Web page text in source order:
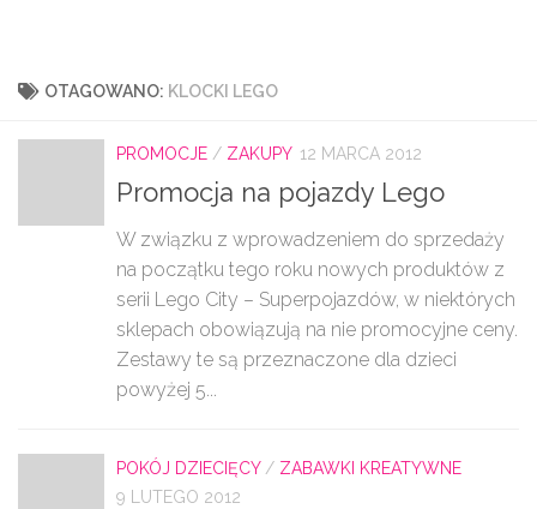
OTAGOWANO: KLOCKI LEGO
PROMOCJE / ZAKUPY 12 MARCA 2012
Promocja na pojazdy Lego
W związku z wprowadzeniem do sprzedaży
na początku tego roku nowych produktów z
serii Lego City – Superpojazdów, w niektórych
sklepach obowiązują na nie promocyjne ceny.
Zestawy te są przeznaczone dla dzieci
powyżej 5...
POKÓJ DZIECIĘCY/ ZABAWKI KREATYWNE
9 LUTEGO 2012